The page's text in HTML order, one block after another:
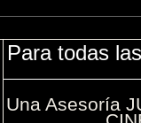
Para todas
Una Asesoría